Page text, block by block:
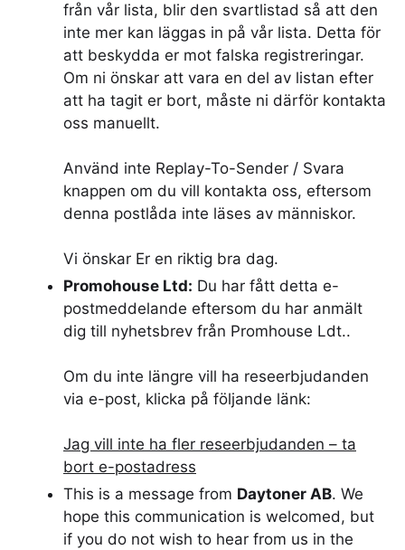
från vår lista, blir den svartlistad så att den
inte mer kan läggas in på vår lista. Detta för
att beskydda er mot falska registreringar.
Om ni önskar att vara en del av listan efter
att ha tagit er bort, måste ni därför kontakta
oss manuellt.
Använd inte Replay-To-Sender / Svara
knappen om du vill kontakta oss, eftersom
denna postlåda inte läses av människor.
Vi önskar Er en riktig bra dag.
Promohouse Ltd: Du har fått detta e-
postmeddelande eftersom du har anmält
dig till nyhetsbrev från Promhouse Ldt..
Om du inte längre vill ha reseerbjudanden
via e-post, klicka på följande länk:
Jag vill inte ha fler reseerbjudanden – ta
bort e-postadress
This is a message from Daytoner AB. We
hope this communication is welcomed, but
if you do not wish to hear from us in the